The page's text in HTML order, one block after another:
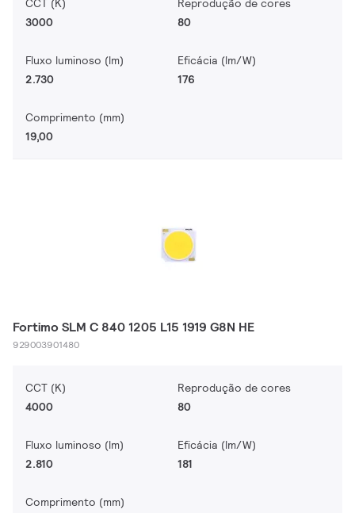
CCT (K)
3000
Reprodução de cores
80
Fluxo luminoso (lm)
2.730
Eficácia (lm/W)
176
Comprimento (mm)
19,00
Fortimo SLM C 840 1205 L15 1919 G8N HE
929003901480
CCT (K)
4000
Reprodução de cores
80
Fluxo luminoso (lm)
2.810
Eficácia (lm/W)
181
Comprimento (mm)